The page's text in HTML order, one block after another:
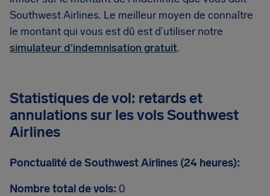
Southwest Airlines. Le meilleur moyen de connaître
le montant qui vous est dû est d’utiliser notre
simulateur d’indemnisation gratuit.
Statistiques de vol: retards et
annulations sur les vols Southwest
Airlines
Ponctualité de Southwest Airlines (24 heures):
Nombre total de vols: 0